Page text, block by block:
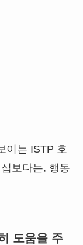
이는 ISTP 호
보다는, 행동
도움을 주